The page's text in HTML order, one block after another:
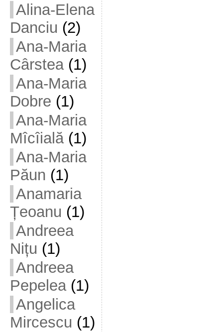
Alina-Elena
Danciu (2)
Ana-Maria
Cârstea(1)
Ana-Maria
Dobre (1)
Ana-Maria
Mîcîială(1)
Ana-Maria
Păun (1)
Anamaria
Țeoanu (1)
Andreea
Nițu (1)
Andreea
Pepelea(1)
Angelica
Mircescu (1)